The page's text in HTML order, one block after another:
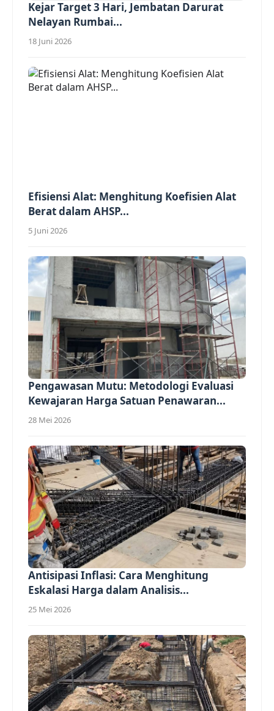
Kejar Target 3 Hari, Jembatan Darurat
Nelayan Rumbai...
18 Juni 2026
Efisiensi Alat: Menghitung Koefisien Alat
Berat dalam AHSP...
5 Juni 2026
Pengawasan Mutu: Metodologi Evaluasi
Kewajaran Harga Satuan Penawaran...
28 Mei 2026
Antisipasi Inflasi: Cara Menghitung
Eskalasi Harga dalam Analisis...
25 Mei 2026